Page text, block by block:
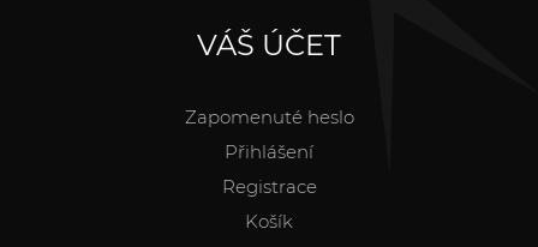
VÁŠ ÚČET
Zapomenuté heslo
Přihlášení
Registrace
Košík